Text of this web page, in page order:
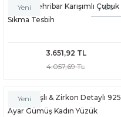
Yeni %10
Damla Kehribar Karışımlı Çubuk
Sıkma Tesbih
3.651,92 TL
4.057,69 TL
Yeni
Spinel Taşlı & Zirkon Detaylı 925
Ayar Gümüş Kadın Yüzük